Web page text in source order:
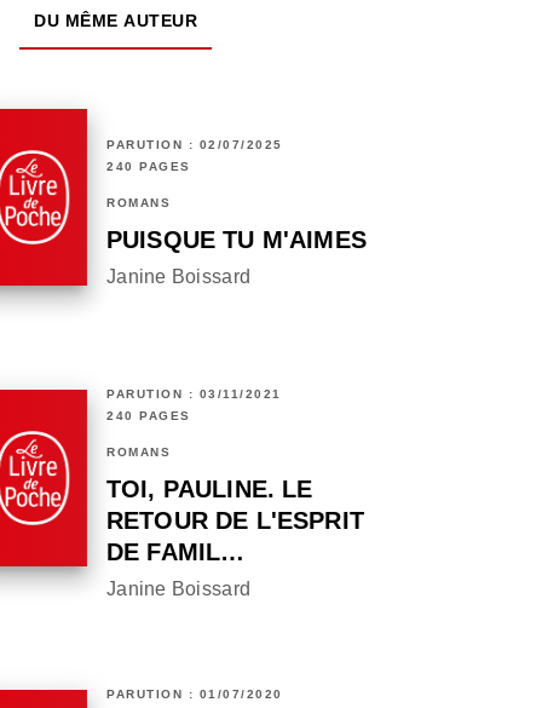
DU MÊME AUTEUR
PARUTION : 02/07/2025
240 PAGES
ROMANS
PUISQUE TU M'AIMES
Janine Boissard
PARUTION : 03/11/2021
240 PAGES
ROMANS
TOI, PAULINE. LE
RETOUR DE L'ESPRIT
DE FAMIL…
Janine Boissard
PARUTION : 01/07/2020